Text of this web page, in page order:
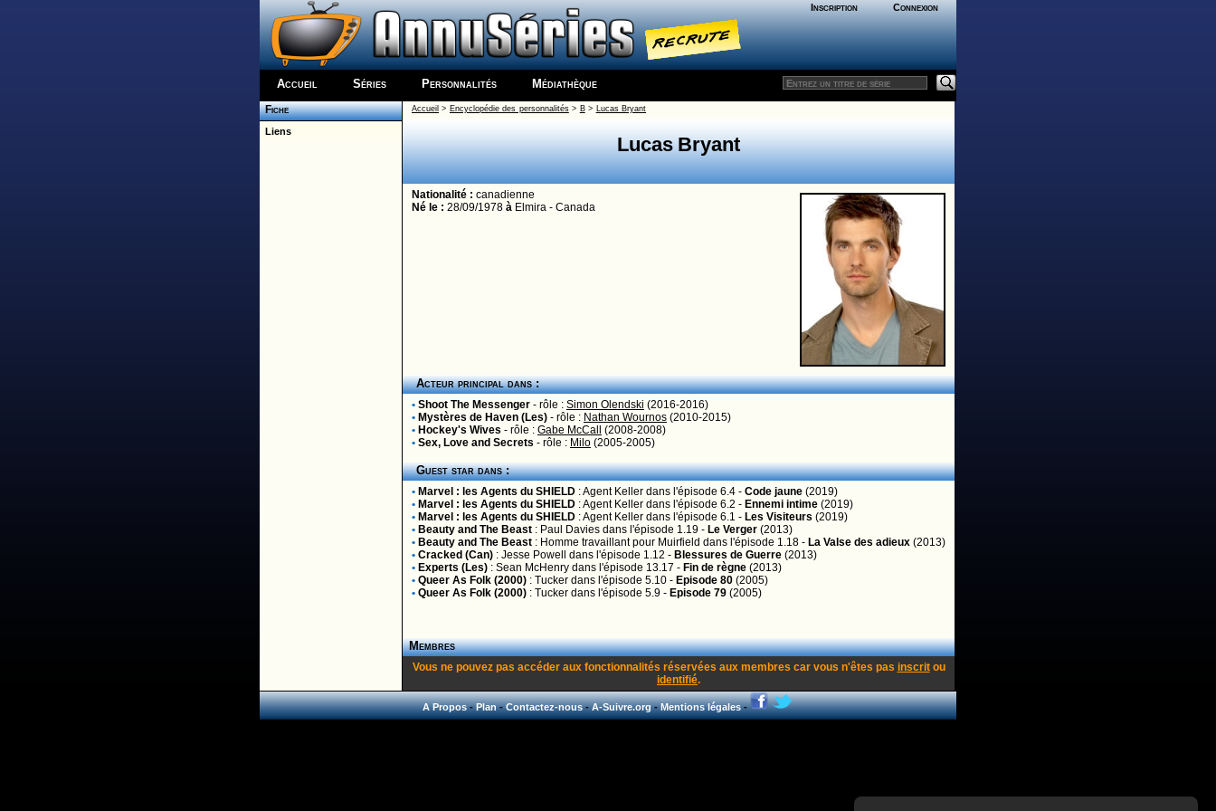
Inscription Connexion
Accueil Séries Personnalités Médiathèque
Fiche
Liens
Accueil > Encyclopédie des personnalités> B> Lucas Bryant
Lucas Bryant
Nationalité : canadienne
Né le : 28/09/1978 à Elmira - Canada
Acteur principal dans :
• Shoot The Messenger - rôle : Simon Olendski (2016-2016)
• Mystères de Haven (Les) - rôle : Nathan Wournos (2010-2015)
• Hockey's Wives - rôle : Gabe McCall
(2008-2008)
• Sex, Love and Secrets - rôle : Milo (2005-2005)
Guest star dans :
• Marvel : les Agents du SHIELD :Agent Keller dans l'épisode 6.4 - Code jaune (2019)
• Marvel : les Agents du SHIELD :Agent Keller dans l'épisode 6.2 - Ennemi intime (2019)
• Marvel : les Agents du SHIELD :Agent Keller dans l'épisode 6.1 - Les Visiteurs (2019)
• Beauty and The Beast : Paul Davies dans l'épisode 1.19 - Le Verger (2013)
• Beauty and The Beast : Homme travaillant pour Muirfield dans l'épisode 1.18 - La Valse des adieux (2013)
• Cracked (Can) : Jesse Powell dans l'épisode 1.12 - Blessures de Guerre (2013)
• Experts (Les) : Sean McHenry dans l'épisode 13.17 - Fin de règne (2013)
• Queer As Folk (2000) : Tucker dans l'épisode 5.10 - Episode 80 (2005)
• Queer As Folk (2000) : Tucker dans l'épisode 5.9 - Episode 79 (2005)
Membres
Vous ne pouvez pas accéder aux fonctionnalités réservées aux membres car vous n'êtes pas inscritou
identifié.
A Propos-Plan-Contactez-nous-A-Suivre.org-Mentions légales-